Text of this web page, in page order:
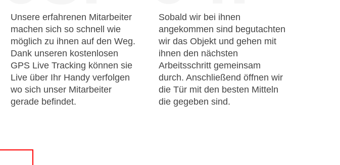
Unsere erfahrenen Mitarbeiter
machen sich so schnell wie
möglich zu ihnen auf den Weg.
Dank unseren kostenlosen
GPS Live Tracking können sie
Live über Ihr Handy verfolgen
wo sich unser Mitarbeiter
gerade befindet.
Sobald wir bei ihnen
angekommen sind begutachten
wir das Objekt und gehen mit
ihnen den nächsten
Arbeitsschritt gemeinsam
durch. Anschließend öffnen wir
die Tür mit den besten Mitteln
die gegeben sind.